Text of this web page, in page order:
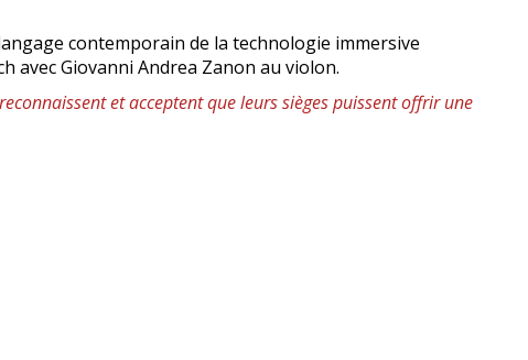
contemporain de la technologie immersive
avec Giovanni Andrea Zanon au violon.
et acceptent que leurs sièges puissent offrir une